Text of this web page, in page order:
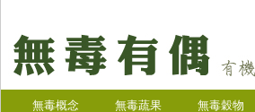
無毒概念 無毒蔬果 無毒穀物